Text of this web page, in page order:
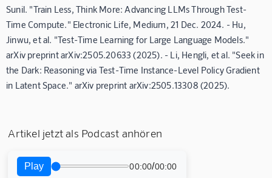
Sunil. "Train Less, Think More: Advancing LLMs Through Test-
Time Compute." Electronic Life, Medium, 21 Dec. 2024. - Hu,
Jinwu, et al. "Test-Time Learning for Large Language Models."
arXiv preprint arXiv:2505.20633 (2025). - Li, Hengli, et al. "Seek in
the Dark: Reasoning via Test-Time Instance-Level Policy Gradient
in Latent Space." arXiv preprint arXiv:2505.13308 (2025).
Artikel jetzt als Podcast anhören
Play 00:00/00:00